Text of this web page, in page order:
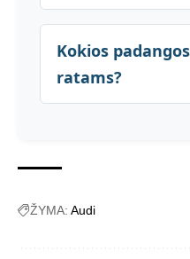
Kokios
ratams?
ŽYMA: Audi